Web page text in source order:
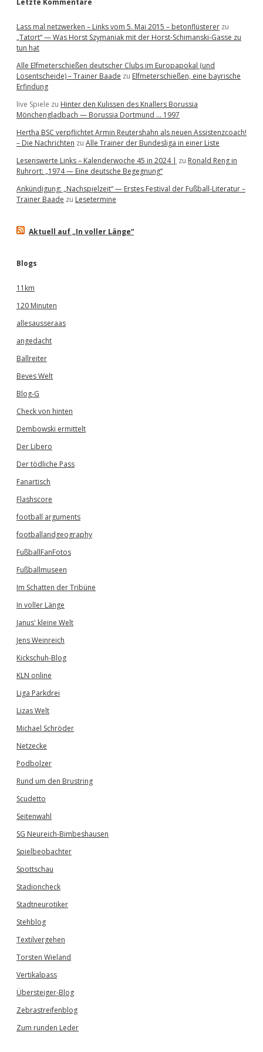
Letzte Kommentare
Lass mal netzwerken – Links vom 5. Mai 2015 – betonflüsterer zu
„Tatort“ — Was Horst Szymaniak mit der Horst-Schimanski-Gasse zu
tun hat
Alle Elfmeterschießen deutscher Clubs im Europapokal (und
Losentscheide) – Trainer Baade zu Elfmeterschießen, eine bayrische
Erfindung
live Spiele zu Hinter den Kulissen des Knallers Borussia
Mönchengladbach — Borussia Dortmund … 1997
Hertha BSC verpflichtet Armin Reutershahn als neuen Assistenzcoach!
– Die Nachrichten zu Alle Trainer der Bundesliga in einer Liste
Lesenswerte Links – Kalenderwoche 45 in 2024 | zu Ronald Reng in
Ruhrort: „1974 — Eine deutsche Begegnung“
Ankündigung: „Nachspielzeit“ — Erstes Festival der Fußball-Literatur –
Trainer Baade zu Lesetermine
Aktuell auf „In voller Länge“
Blogs
11km
120 Minuten
allesausseraas
angedacht
Ballreiter
Beves Welt
Blog-G
Check von hinten
Dembowski ermittelt
Der Libero
Der tödliche Pass
Fanartisch
Flashscore
football arguments
footballandgeography
FußballFanFotos
Fußballmuseen
Im Schatten der Tribüne
In voller Länge
Janus' kleine Welt
Jens Weinreich
Kickschuh-Blog
KLN online
Liga Parkdrei
Lizas Welt
Michael Schröder
Netzecke
Podbolzer
Rund um den Brustring
Scudetto
Seitenwahl
SG Neureich-Bimbeshausen
Spielbeobachter
Spottschau
Stadioncheck
Stadtneurotiker
Stehblog
Textilvergehen
Torsten Wieland
Vertikalpass
Übersteiger-Blog
Zebrastreifenblog
Zum runden Leder